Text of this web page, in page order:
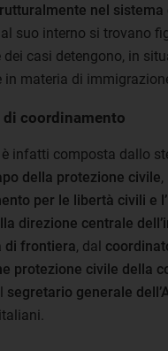
nel sistema
suo interno si trovano
dei casi detengono, in
in materia di
coordinamento
infatti composta dallo
della protezione civile
per le libertà civili e
direzione centrale
di frontiera, dal
protezione civile della
segretario generale